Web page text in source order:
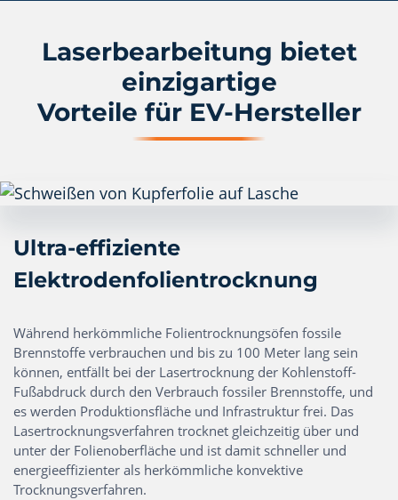
Laserbearbeitung bietet
einzigartige
Vorteile für EV-Hersteller
Ultra-effiziente
Elektrodenfolientrocknung
Während herkömmliche Folientrocknungsöfen fossile
Brennstoffe verbrauchen und bis zu 100 Meter lang sein
können, entfällt bei der Lasertrocknung der Kohlenstoff-
Fußabdruck durch den Verbrauch fossiler Brennstoffe, und
es werden Produktionsfläche und Infrastruktur frei. Das
Lasertrocknungsverfahren trocknet gleichzeitig über und
unter der Folienoberfläche und ist damit schneller und
energieeffizienter als herkömmliche konvektive
Trocknungsverfahren.